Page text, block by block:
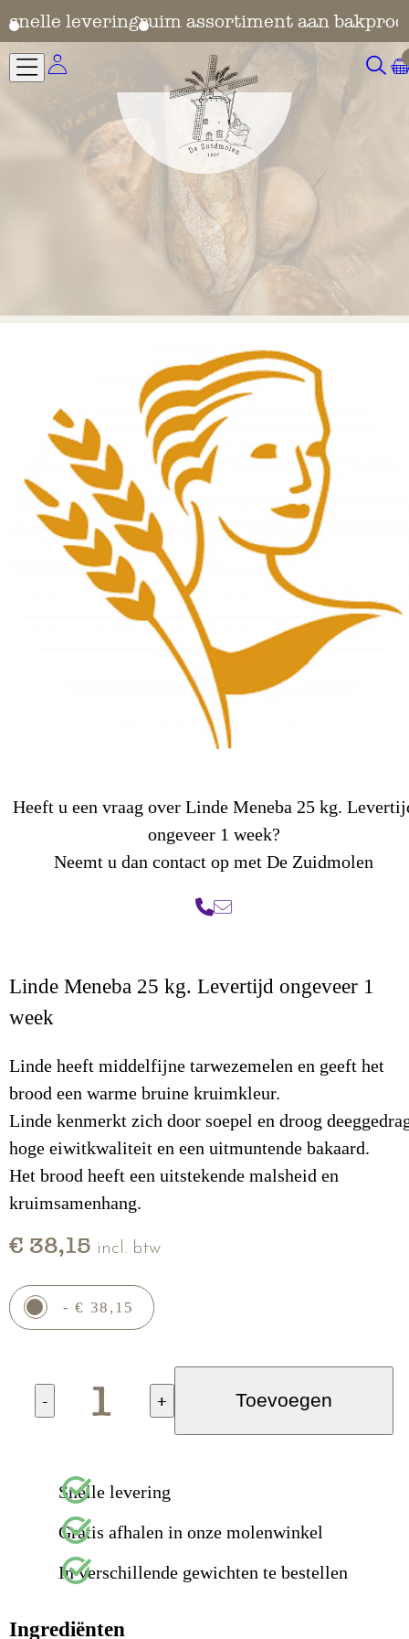
snelle leveringruim assortiment aan
Heeft u een vraag over Linde Meneba 25 kg.
ongeveer 1 week?
Neemt u dan contact op met De Zuidmolen
Linde Meneba 25 kg. Levertijd ongeveer 1
week
Linde heeft middelfijne tarwezemelen en geeft het
brood een warme bruine kruimkleur.
Linde kenmerkt zich door soepel en droog
hoge eiwitkwaliteit en een uitmuntende bakaard.
Het brood heeft een uitstekende malsheid en
kruimsamenhang.
€ 38,15 incl. btw
- € 38,15
- + Toevoegen
Snelle levering
Gratis afhalen in onze molenwinkel
In verschillende gewichten te bestellen
Ingrediënten